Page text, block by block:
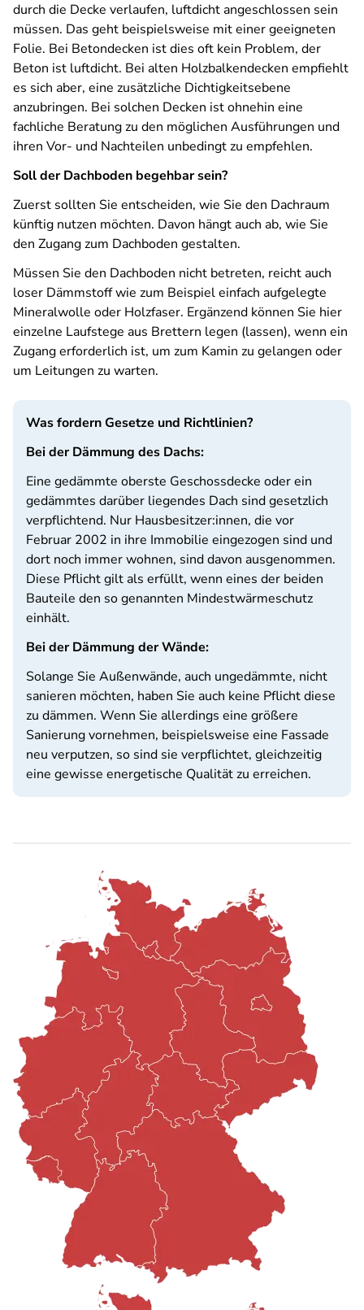
durch die Decke verlaufen, luftdicht angeschlossen sein
müssen. Das geht beispielsweise mit einer geeigneten
Folie. Bei Betondecken ist dies oft kein Problem, der
Beton ist luftdicht. Bei alten Holzbalkendecken empfiehlt
es sich aber, eine zusätzliche Dichtigkeitsebene
anzubringen. Bei solchen Decken ist ohnehin eine
fachliche Beratung zu den möglichen Ausführungen und
ihren Vor- und Nachteilen unbedingt zu empfehlen.
Soll der Dachboden begehbar sein?
Zuerst sollten Sie entscheiden, wie Sie den Dachraum
künftig nutzen möchten. Davon hängt auch ab, wie Sie
den Zugang zum Dachboden gestalten.
Müssen Sie den Dachboden nicht betreten, reicht auch
loser Dämmstoff wie zum Beispiel einfach aufgelegte
Mineralwolle oder Holzfaser. Ergänzend können Sie hier
einzelne Laufstege aus Brettern legen (lassen), wenn ein
Zugang erforderlich ist, um zum Kamin zu gelangen oder
um Leitungen zu warten.
Was fordern Gesetze und Richtlinien?
Bei der Dämmung des Dachs:
Eine gedämmte oberste Geschossdecke oder ein
gedämmtes darüber liegendes Dach sind gesetzlich
verpflichtend. Nur Hausbesitzer:innen, die vor
Februar 2002 in ihre Immobilie eingezogen sind und
dort noch immer wohnen, sind davon ausgenommen.
Diese Pflicht gilt als erfüllt, wenn eines der beiden
Bauteile den so genannten Mindestwärmeschutz
einhält.
Bei der Dämmung der Wände:
Solange Sie Außenwände, auch ungedämmte, nicht
sanieren möchten, haben Sie auch keine Pflicht diese
zu dämmen. Wenn Sie allerdings eine größere
Sanierung vornehmen, beispielsweise eine Fassade
neu verputzen, so sind sie verpflichtet, gleichzeitig
eine gewisse energetische Qualität zu erreichen.